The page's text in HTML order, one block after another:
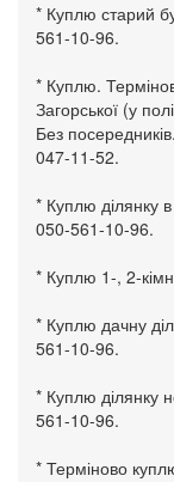
* Куплю старий
561-10-96.
* Куплю.
Загорської (у
Без
047-11-52.
* Куплю ділянку
050-561-10-96.
* Куплю 1-, 2-
* Куплю дачну
561-10-96.
* Куплю ділянку
561-10-96.
* Терміново